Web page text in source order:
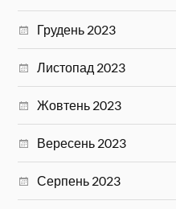
Грудень 2023
Листопад 2023
Жовтень 2023
Вересень 2023
Серпень 2023